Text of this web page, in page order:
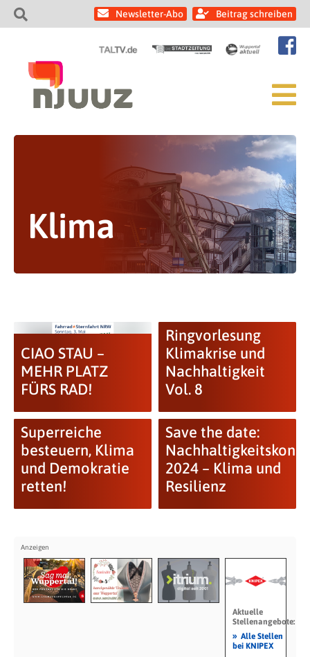
Newsletter-Abo Beitrag schreiben
Klima
CIAO STAU –
MEHR PLATZ
FÜRS RAD!
Ringvorlesung
Klimakrise und
Nachhaltigkeit
Vol. 8
Superreiche
besteuern, Klima
und Demokratie
retten!
Save the date:
2024 – Klima und
Resilienz
Aktuelle
Stellenangebote:
» Alle Stellen
bei KNIPEX